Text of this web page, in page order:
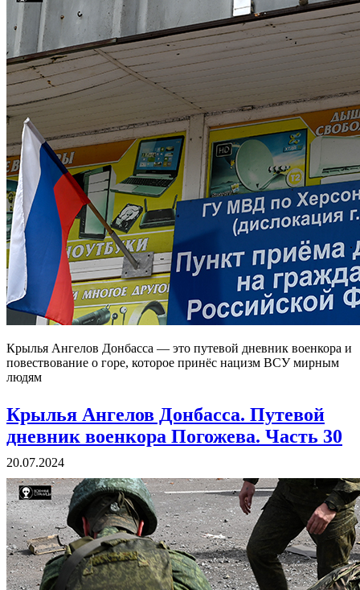
Крылья Ангелов Донбасса — это путевой дневник военкора и
повествование о горе, которое принёс нацизм ВСУ мирным
людям
Крылья Ангелов Донбасса. Путевой
дневник военкора Погожева. Часть 30
20.07.2024